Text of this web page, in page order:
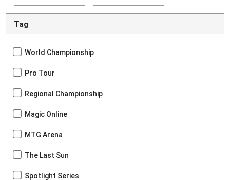
Tag
World Championship
Pro Tour
Regional Championship
Magic Online
MTG Arena
The Last Sun
Spotlight Series